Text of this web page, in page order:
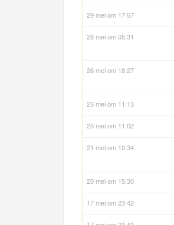
29 mei om 17:57
28 mei om 05:31
26 mei om 18:27
25 mei om 11:13
25 mei om 11:02
21 mei om 19:34
20 mei om 15:30
17 mei om 23:42